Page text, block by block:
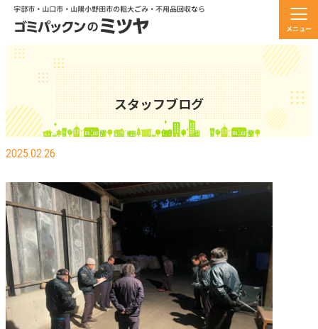
メニュー
スタッフブログ
真面目な朝礼風景！
2025.02.26